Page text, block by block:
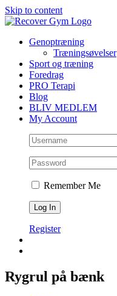
Skip to content
Genoptræning
Træningsøvelser
Sport og træning
Foredrag
PRO Terapi
Blog
BLIV MEDLEM
My Account
Remember Me
Register
Rygrul på bænk